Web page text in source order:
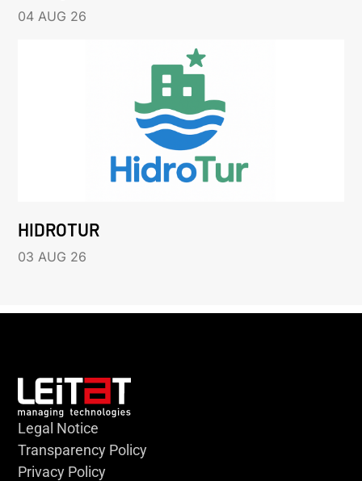
04 AUG 26
HIDROTUR
03 AUG 26
Legal Notice
Transparency Policy
Privacy Policy